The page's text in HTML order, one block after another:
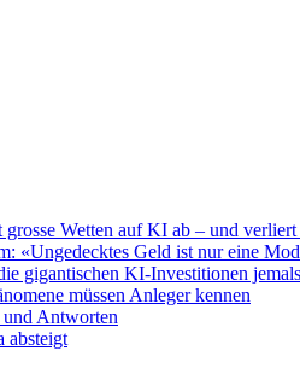
Wetten auf KI ab – und
«Ungedecktes Geld ist nur eine
gigantischen KI-Investitionen
müssen Anleger kennen
und Antworten
absteigt